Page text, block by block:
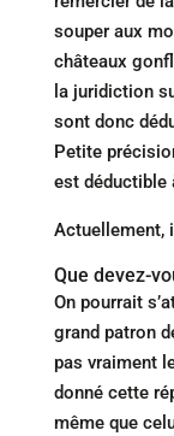
souper aux
châteaux
la juridiction
sont donc
Petite
est déductible
Actuellement,
Que devez-
On pourrait
grand patron
pas vraiment
donné cette
même que